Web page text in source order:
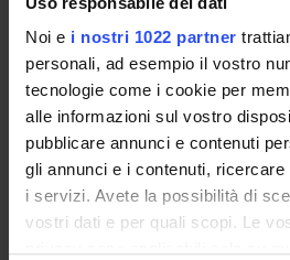
Noi e i nostri 1022 partner
personali, ad esempio il vostro
tecnologie come i cookie per
alle informazioni sul vostro
pubblicare annunci e contenuti
gli annunci e i contenuti,
i servizi. Avete la possibilità di
vostri dati e per quali scopi. Le
ORGANIZZAZIONE
GOVERNANCE
COMMISSIONI
UFFICI E STRUTTURE DI